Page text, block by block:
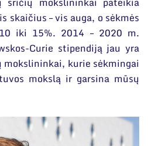
skaičius – vis auga, o sėkmės
iki 15%. 2014 – 2020 m.
Curie stipendiją jau yra
kurie sėkmingai
mokslą ir garsina mūsų